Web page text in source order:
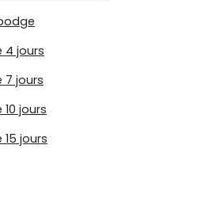
4 jours
jours
jours
jours